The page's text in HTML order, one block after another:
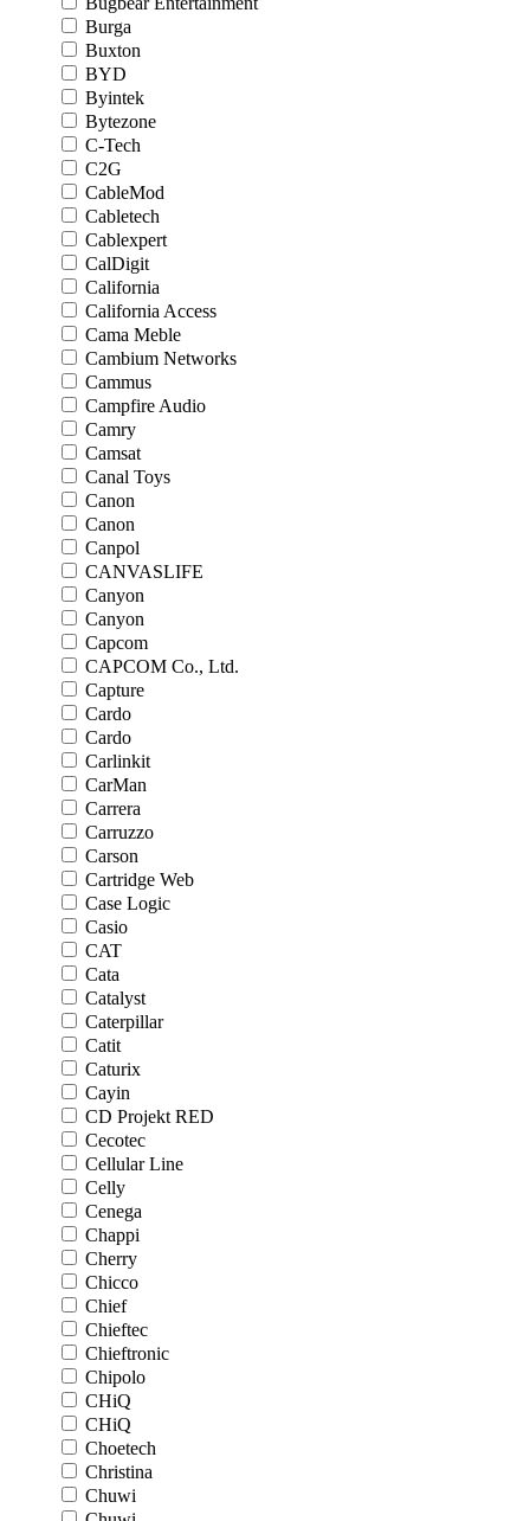
Burga
Buxton
BYD
Byintek
Bytezone
C-Tech
C2G
CableMod
Cabletech
Cablexpert
CalDigit
California
California Access
Cama Meble
Cambium Networks
Cammus
Campfire Audio
Camry
Camsat
Canal Toys
Canon
Canon
Canpol
CANVASLIFE
Canyon
Canyon
Capcom
CAPCOM Co., Ltd.
Capture
Cardo
Cardo
Carlinkit
CarMan
Carrera
Carruzzo
Carson
Cartridge Web
Case Logic
Casio
CAT
Cata
Catalyst
Caterpillar
Catit
Caturix
Cayin
CD Projekt RED
Cecotec
Cellular Line
Celly
Cenega
Chappi
Cherry
Chicco
Chief
Chieftec
Chieftronic
Chipolo
CHiQ
CHiQ
Choetech
Christina
Chuwi